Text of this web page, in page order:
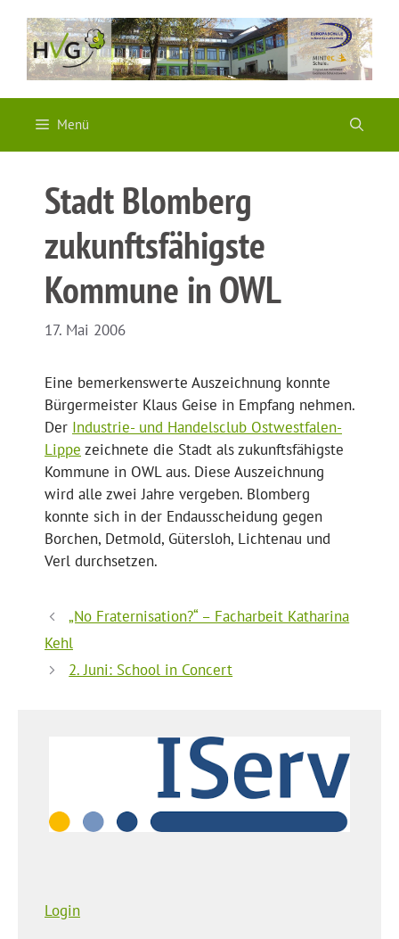
Inhalt
springen
Menü
Stadt Blomberg
zukunftsfähigste
Kommune in OWL
17. Mai 2006
Eine bemerkenswerte Auszeichnung konnte
Bürgermeister Klaus Geise in Empfang nehmen.
Der Industrie- und Handelsclub Ostwestfalen-
Lippe zeichnete die Stadt als zukunftsfähigste
Kommune in OWL aus. Diese Auszeichnung
wird alle zwei Jahre vergeben. Blomberg
konnte sich in der Endausscheidung gegen
Borchen, Detmold, Gütersloh, Lichtenau und
Verl durchsetzen.
„No Fraternisation?“ – Facharbeit Katharina
Kehl
2. Juni: School in Concert
Login